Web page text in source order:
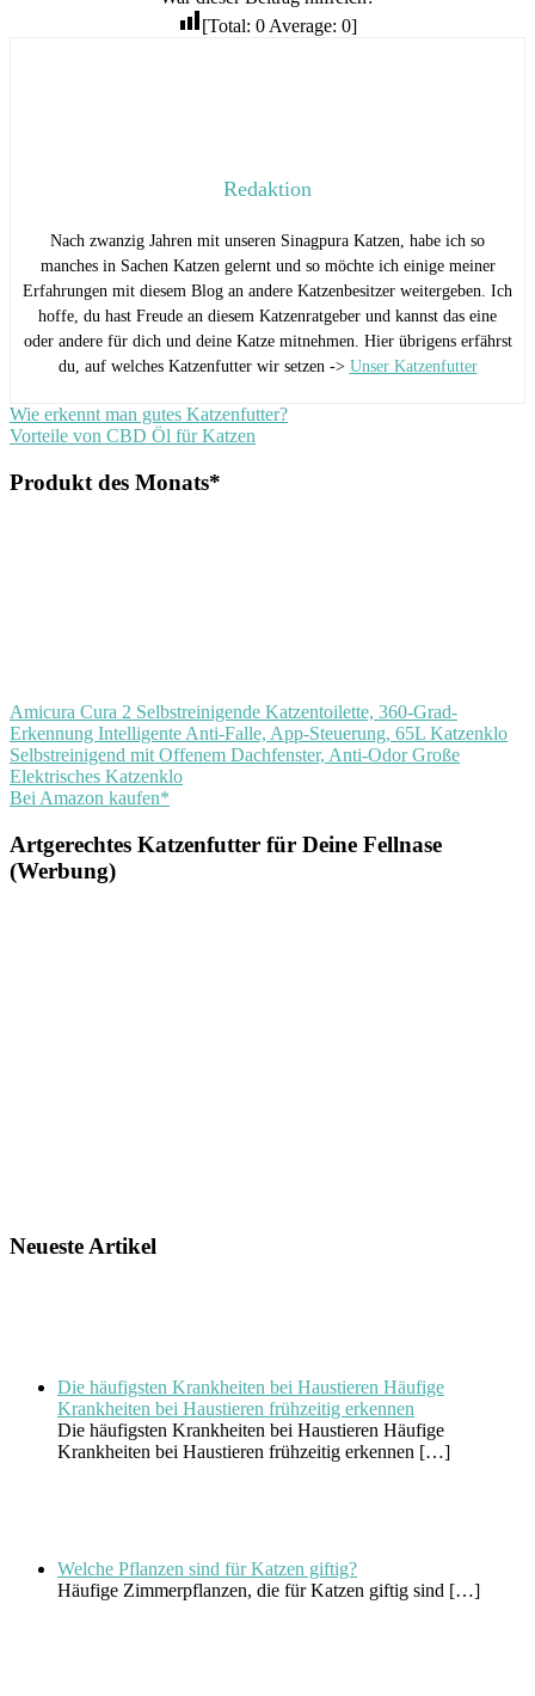
[Total: 0 Average: 0]
Redaktion
Nach zwanzig Jahren mit unseren Sinagpura Katzen, habe ich so
manches in Sachen Katzen gelernt und so möchte ich einige meiner
Erfahrungen mit diesem Blog an andere Katzenbesitzer weitergeben. Ich
hoffe, du hast Freude an diesem Katzenratgeber und kannst das eine
oder andere für dich und deine Katze mitnehmen. Hier übrigens erfährst
du, auf welches Katzenfutter wir setzen -> Unser Katzenfutter
Beitragsnavigation
Vorheriger
Beitrag:
Wie erkennt man gutes Katzenfutter?
Nächster
Vorteile von CBD Öl für Katzen
Produkt des Monats*
Amicura Cura 2 Selbstreinigende Katzentoilette, 360-Grad-
Erkennung Intelligente Anti-Falle, App-Steuerung, 65L Katzenklo
Selbstreinigend mit Offenem Dachfenster, Anti-Odor Große
Elektrisches Katzenklo
Bei Amazon kaufen*
Artgerechtes Katzenfutter für Deine Fellnase
(Werbung)
Neueste Artikel
Die häufigsten Krankheiten bei Haustieren Häufige
Krankheiten bei Haustieren frühzeitig erkennen
Die häufigsten Krankheiten bei Haustieren Häufige
Krankheiten bei Haustieren frühzeitig erkennen […]
Welche Pflanzen sind für Katzen giftig?
Häufige Zimmerpflanzen, die für Katzen giftig sind […]